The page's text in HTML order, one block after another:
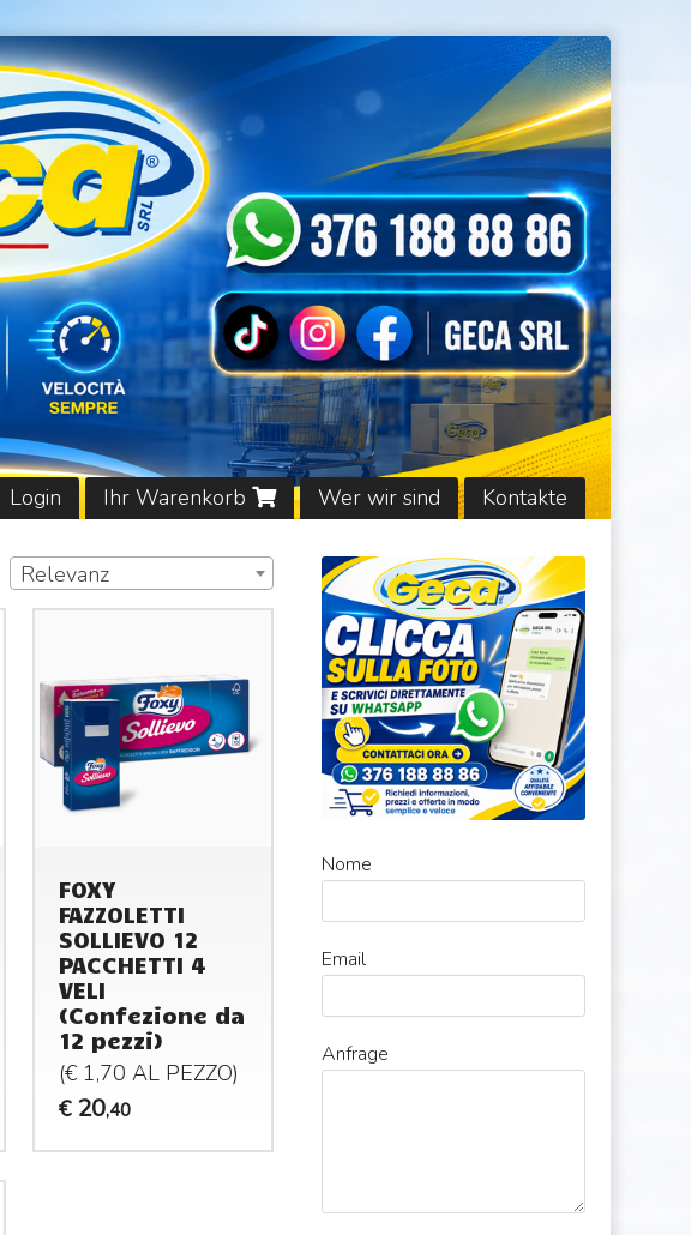
Login Ihr Warenkorb Wer wir sind Kontakte
Relevanz
FOXY
FAZZOLETTI
SOLLIEVO 12
PACCHETTI 4
VELI
(Confezione da
12 pezzi)
(€ 1,70 AL PEZZO)
€ 20,40
Nome
Email
Anfrage